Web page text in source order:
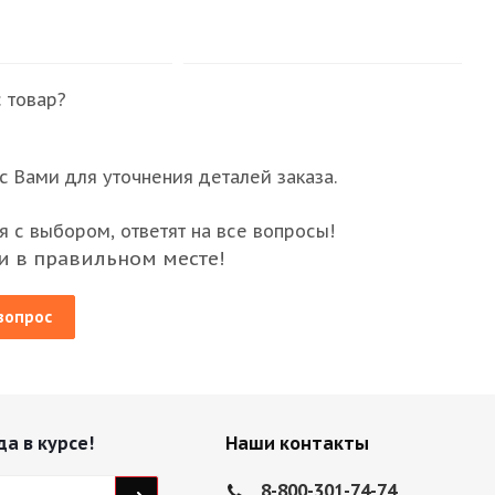
для уточнения деталей заказа.
с выбором, ответят на все вопросы!
в правильном месте!
в курсе! Наши контакты
8-800-301-74-74